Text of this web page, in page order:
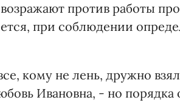
против работы
при соблюдении
кому не лень, дружно
Ивановна, - но порядка